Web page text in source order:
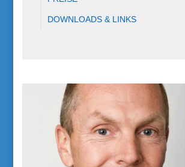
DOWNLOADS & LINKS